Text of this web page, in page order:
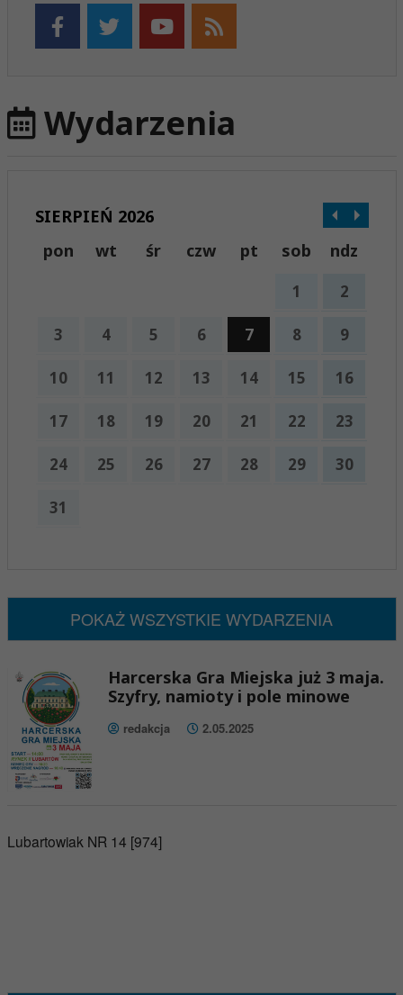
Wydarzenia
SIERPIEŃ 2026
pon
wt śr czw pt sob ndz
1 2
3 4 5 6 7 8 9
10 11 12 13 14 15 16
17 18 19 20 21 22 23
24 25 26 27 28 29 30
31
POKAŻ WSZYSTKIE WYDARZENIA
Harcerska Gra Miejska już 3 maja.
Szyfry, namioty i pole minowe
redakcja 2.05.2025
Lubartowiak NR 14 [974]